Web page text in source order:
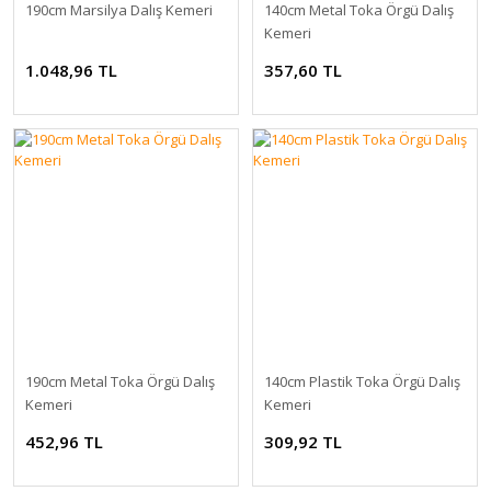
190cm Marsilya Dalış Kemeri
1.048,96 TL
140cm Metal Toka Örgü Dalış
Kemeri
357,60 TL
190cm Metal Toka Örgü Dalış
Kemeri
452,96 TL
140cm Plastik Toka Örgü Dalış
Kemeri
309,92 TL